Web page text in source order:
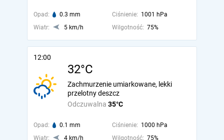
Opad: 0.3 mm Ciśnienie: 1001 hPa
Wiatr:
5 km/h Wilgotność: 75%
12:00
32°C
Odczuwalna 35°C
Zachmurzenie umiarkowane, lekki
przelotny deszcz
Opad: 0.1 mm Ciśnienie: 1000 hPa
Wiatr:
4 km/h Wilgotność: 75%